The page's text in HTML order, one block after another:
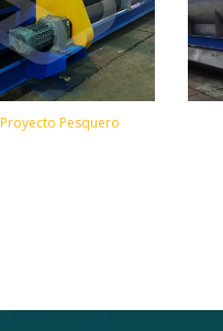
Proyecto Pesquero